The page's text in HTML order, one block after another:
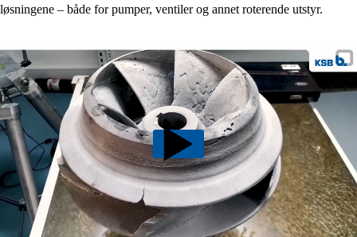
løsningene – både for pumper, ventiler og annet roterende utstyr.